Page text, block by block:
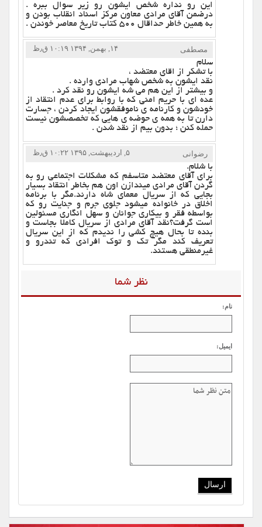
این رو نداره شخص ایشون رو زیر سوال ببره .
درضمن آقای مرادی معاون مرکز اسناد انقلاب بودن و
به همین خاطر حداقال ۵۰۰ کتاب تاریخ معاصر خوندن .
مصطفی ۱۴, بهمن, ۱۳۹۴ ۱۰:۱۹ ق٫ظ
سلام
با تشکر از اقای معتضد ،
نقد ایشون به شخص شهاب مرادی وارده .
و بیشتر از این هم می شه ایشون رو نقد کرد .
عده ای با حریم امنی که با روابط برای عدم انتقاد از
خودشون و کارنامه ی ناموفقشون ایجاد کردن ، جسارت
دارن تا به همه ی حوضه ی هایی که تخصصشون نیست
حمله کنن ؛ بدون بیم از نقد شدن .
رضوانی ۵, اردیبهشت, ۱۳۹۵ ۱۰:۲۲ ق٫ظ
با شلام.
برای آقای معتضد متاسفم که مشکلات اجتماعی رو به
گردن آقای مرادی میندازن اون هم بخاطر انتقاد بسیار
بجایی که از سریال معمای شاه دارند.مگر با برنامه
اخلاق در خانواده میشود جلوی جرم و جنایت رو که
بواسطه فقر و بیکاری جوانان و سهل انگاری مسئولین
است گرفت؟نقد آقای مرادی از سریال کاملا بجاست و
بنده تا بحال هیچ کشی را ندیدم که از این سریال
تعریف کند مگر تک و توک افرادی که تندرو و
غیرمنطقی هستند.
نظر شما
نام:
ایمیل: